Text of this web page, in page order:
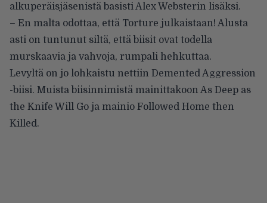
alkuperäisjäsenistä basisti Alex Websterin lisäksi.
– En malta odottaa, että Torture julkaistaan! Alusta
asti on tuntunut siltä, että biisit ovat todella
murskaavia ja vahvoja, rumpali hehkuttaa.
Levyltä on jo lohkaistu nettiin Demented Aggression
-biisi. Muista biisinnimistä mainittakoon As Deep as
the Knife Will Go ja mainio Followed Home then
Killed.